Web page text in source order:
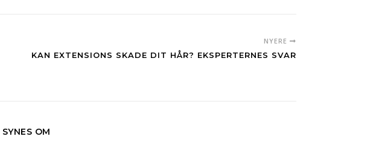
NYERE
KAN EXTENSIONS SKADE DIT HÅR? EKSPERTERNES SVAR
OM